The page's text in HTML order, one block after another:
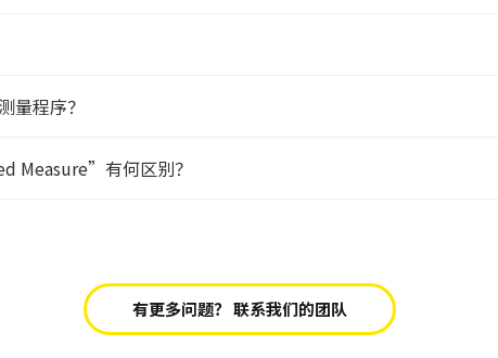
量程序？
Measure”有何区别？
有更多问题？ 联系我们的团队